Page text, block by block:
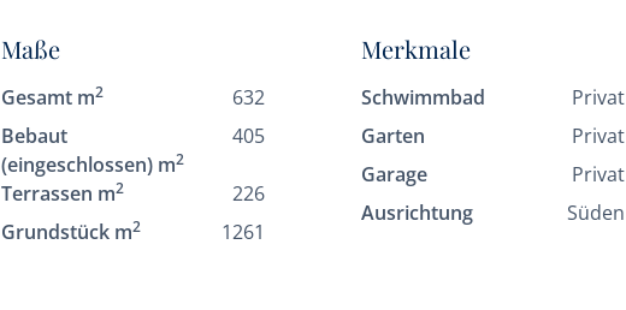
Maße
Gesamt m2
632
Bebaut
(eingeschlossen) m2
405
Terrassen m2
226
Grundstück m2 1261
Merkmale
Schwimmbad
Privat
Garten
Privat
Garage
Privat
Ausrichtung
Süden